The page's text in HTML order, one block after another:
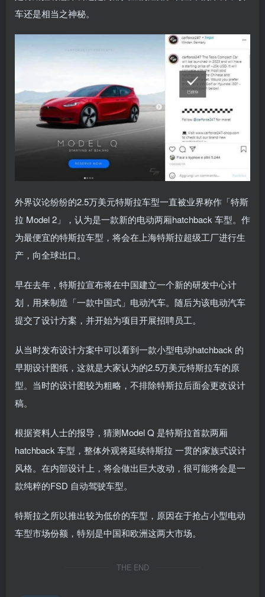
车还是相当之神秘。
外界议论纷纷的2.5万美元特斯拉车型一直被业界称作「特斯
拉 Model 2」，认为是一款新的电动两厢hatchback 车型。作
为最便宜的特斯拉车型，将会在上海特斯拉超级工厂进行生
产，向全球出口。
早在去年，特斯拉宣布将在中国建立一个新的研发中心计
划，用来制造「一款中国式」电动汽车。随后为该电动汽车
提交了设计方案，并开始为项目开展招聘员工。
从当时发布设计方案中可以看到一款小型电动hatchback 的
早期设计图纸，这就是大家认为的2.5万美元特斯拉车的原
型。当时的设计图较为粗略，不排除特斯拉后面会更改设计
稿。
根据资料人士的报导，猜测Model Q 是特斯拉首款两厢
hatchback 车型，整体外观将延续特斯拉 一贯的家族式设计
风格。在内部设计上，将会做出巨大改动，很可能将会是一
款纯粹的FSD 自动驾驶车型。
特斯拉之所以推出较为低价的车型，原因在于抢占小型电动
车型市场份额，特别是中国和欧洲这两大市场。
THE END